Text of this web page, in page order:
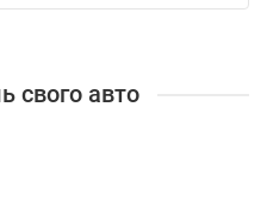
свого авто